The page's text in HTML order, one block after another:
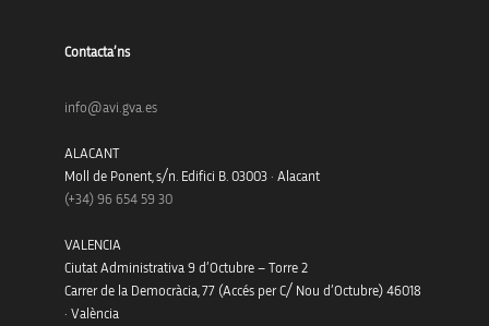
Contacta’ns
info@avi.gva.es
ALACANT
Moll de Ponent, s/n. Edifici B. 03003 · Alacant
(+34) 96 654 59 30
VALENCIA
Ciutat Administrativa 9 d’Octubre – Torre 2
Carrer de la Democràcia, 77 (Accés per C/ Nou d’Octubre) 46018
· València